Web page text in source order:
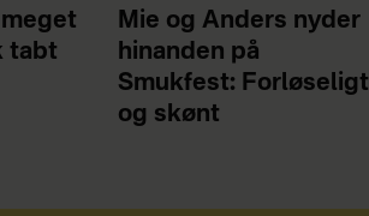
tabt
Mie og Anders nyder
hinanden på
Smukfest: Forløseligt
og skønt